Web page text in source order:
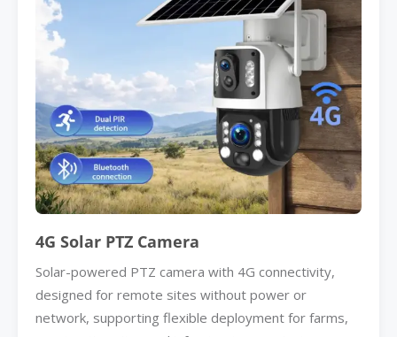
4G Solar PTZ Camera
Solar-powered PTZ camera with 4G connectivity,
designed for remote sites without power or
network, supporting flexible deployment for farms,